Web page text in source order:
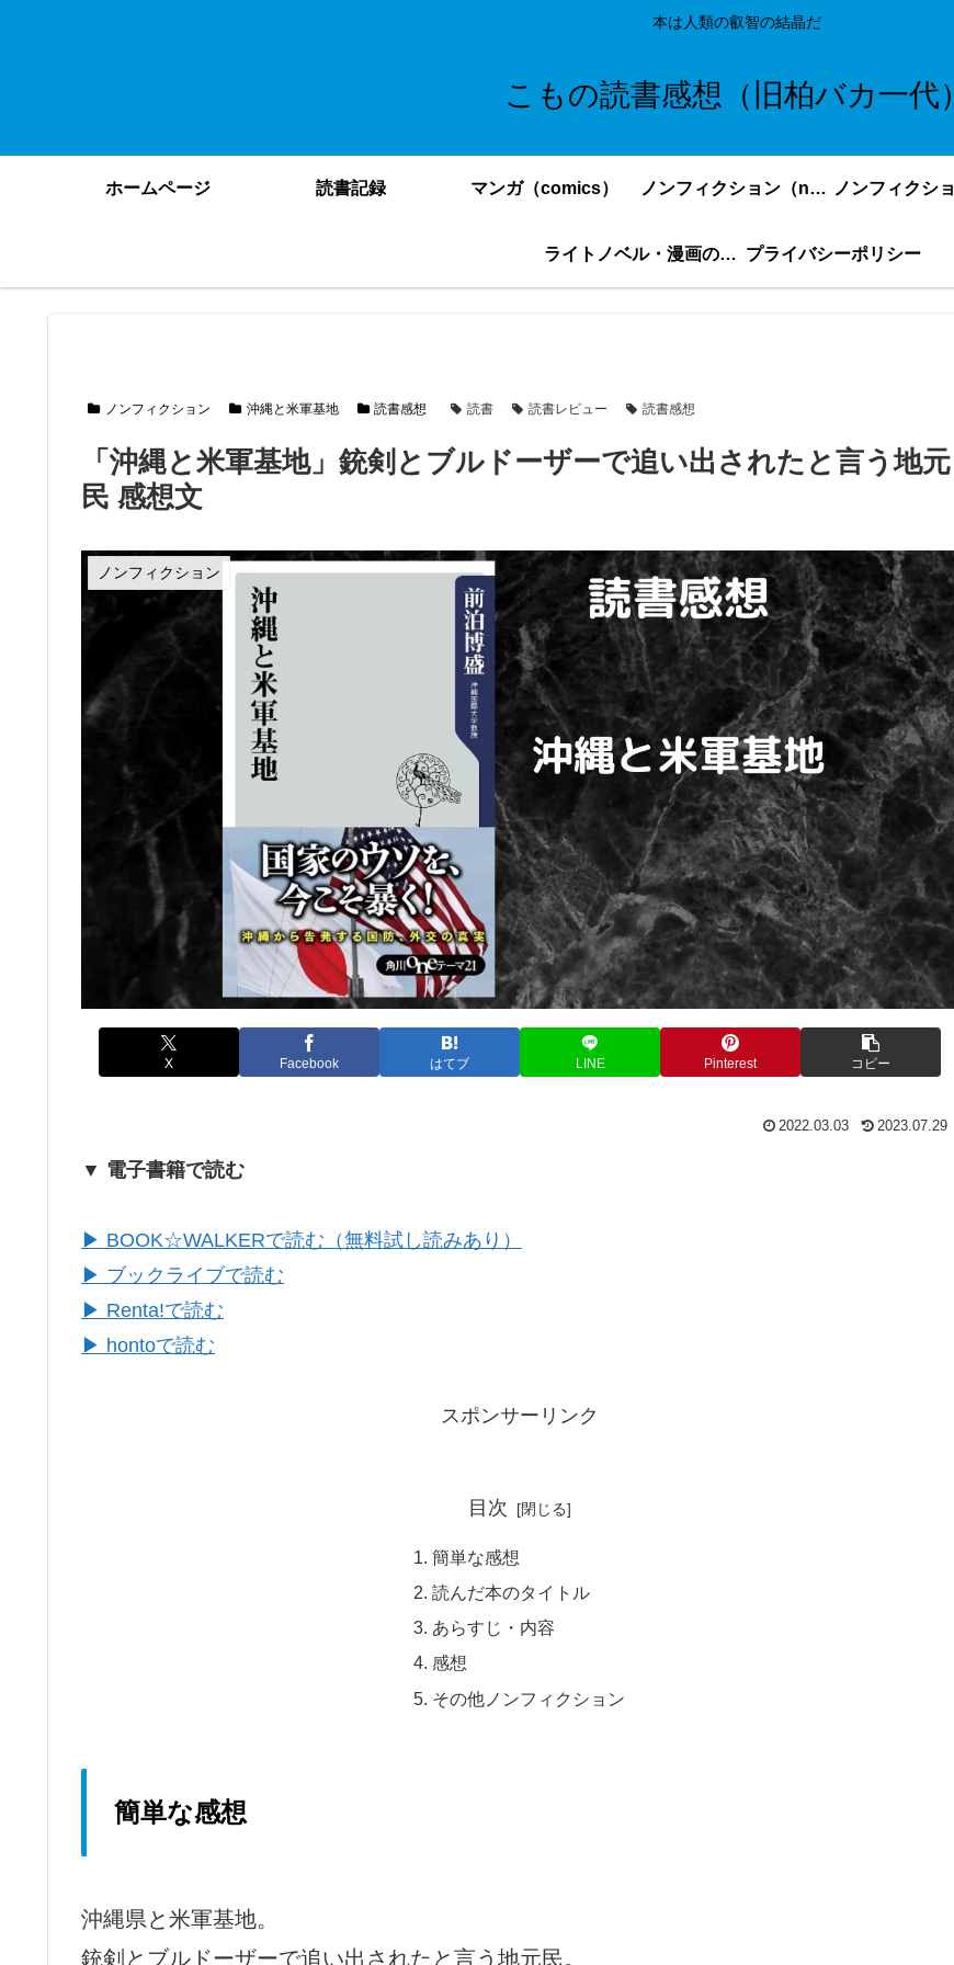
本は人類の叡智の結晶だ
こもの読書感想（旧柏バカ一代）
ホームページ 読書記録 マンガ（comics） ノンフィクション（nonfiction）更新順
ライトノベル・漫画の感想・ネタバレまとめ｜こもの読書感想 プライバシーポリシー
ノンフィクション 沖縄と米軍基地 読書感想 読書 読書レビュー 読書感想
「沖縄と米軍基地」銃剣とブルドーザーで追い出されたと言う地元
民 感想文
ノンフィクション
X Facebook はてブ LINE Pinterest コピー
2022.03.03 2023.07.29
▼ 電子書籍で読む
▶ BOOK☆WALKERで読む（無料試し読みあり）
▶ ブックライブで読む
▶ Renta!で読む
▶ hontoで読む
スポンサーリンク
目次
簡単な感想
読んだ本のタイトル
あらすじ・内容
感想
その他ノンフィクション
簡単な感想
沖縄県と米軍基地。
銃剣とブルドーザーで追い出されたと言う地元民。